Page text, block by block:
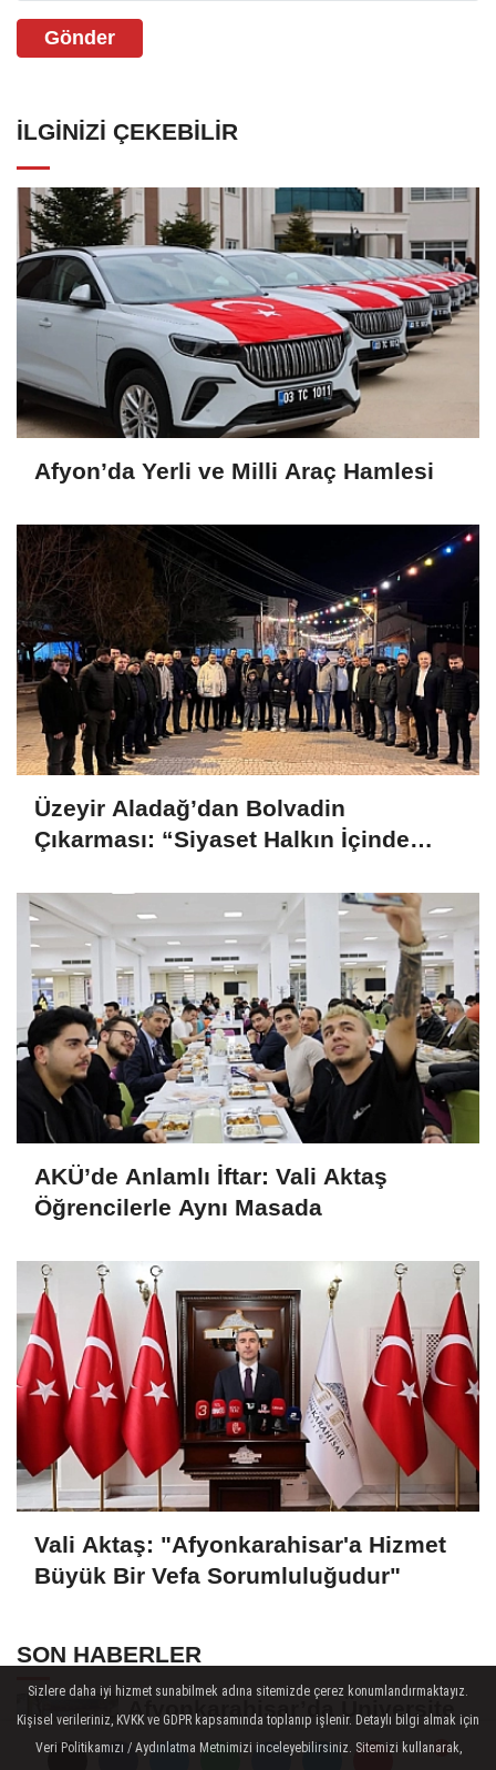
Gönder
İLGINIZI ÇEKEBILIR
Afyon’da Yerli ve Milli Araç Hamlesi
Üzeyir Aladağ’dan Bolvadin
Çıkarması: “Siyaset Halkın İçinde
AKÜ’de Anlamlı İftar: Vali Aktaş
Öğrencilerle Aynı Masada
Vali Aktaş: "Afyonkarahisar'a Hizmet
Büyük Bir Vefa Sorumluluğudur"
SON HABERLER
Afyonkarahisar’da Üniversite
Öğrencilerinin 8 Projesine
Sizlere daha iyi hizmet sunabilmek adına sitemizde çerez konumlandırmaktayız.
Kişisel verileriniz, KVKK ve GDPR kapsamında toplanıp işlenir. Detaylı bilgi almak için
Veri Politikamızı / Aydınlatma Metnimizi inceleyebilirsiniz. Sitemizi kullanarak,